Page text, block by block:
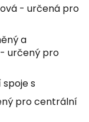
- určená pro
a
určený pro
spoje s
pro centrální